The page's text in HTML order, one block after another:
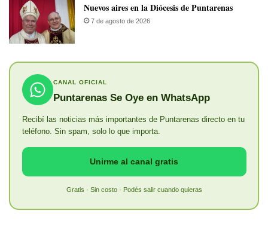
​Nuevos aires en la Diócesis de Puntarenas
7 de agosto de 2026
CANAL OFICIAL
Puntarenas Se Oye en WhatsApp
Recibí las noticias más importantes de Puntarenas directo en tu
teléfono. Sin spam, solo lo que importa.
Unirme al canal gratis
Gratis · Sin costo · Podés salir cuando quieras